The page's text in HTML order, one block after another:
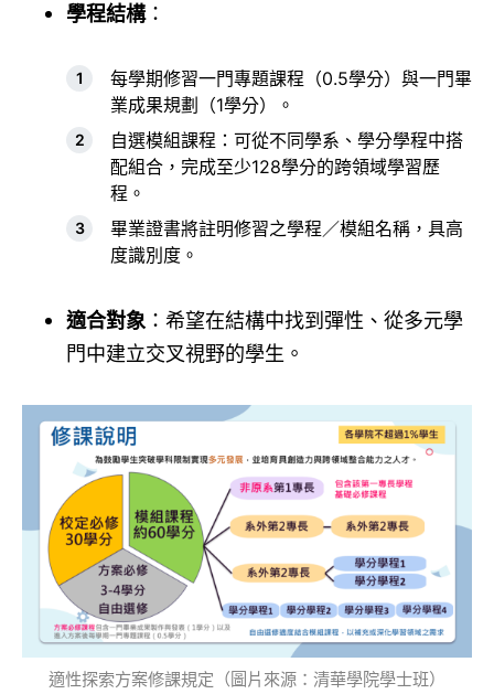
學程結構：
每學期修習一門專題課程（0.5學分）與一門畢
業成果規劃（1學分）。
自選模組課程：可從不同學系、學分學程中搭
配組合，完成至少128學分的跨領域學習歷
程。
畢業證書將註明修習之學程／模組名稱，具高
度識別度。
適合對象 ：希望在結構中找到彈性、從多元學
門中建立交叉視野的學生。
適性探索方案修課規定（圖片來源：清華學院學士班）